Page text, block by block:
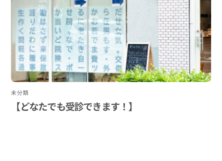
未分類
【どなたでも受診できます！】